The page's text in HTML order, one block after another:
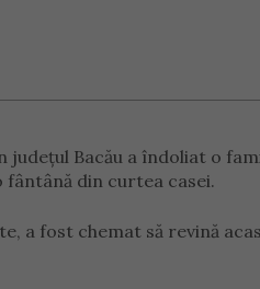
Bacău a îndoliat o
din curtea casei.
a fost chemat să revină